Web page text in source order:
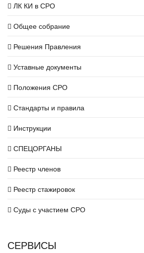
ЛК КИ в СРО
Общее собрание
Решения Правления
Уставные документы
Положения СРО
Стандарты и правила
Инструкции
СПЕЦОРГАНЫ
Реестр членов
Реестр стажировок
Суды с участием СРО
СЕРВИСЫ